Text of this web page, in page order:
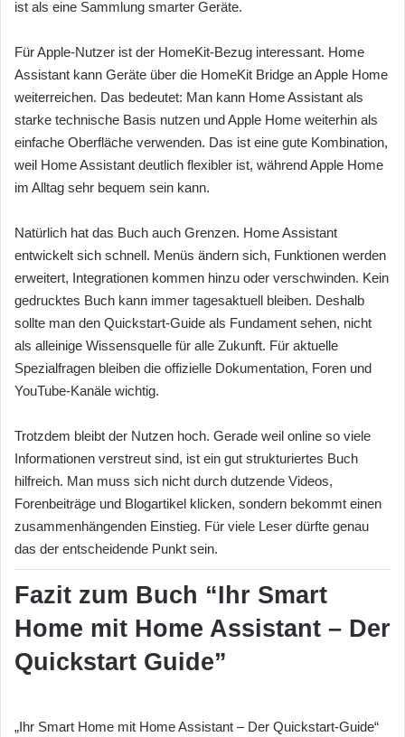
ist als eine Sammlung smarter Geräte.
Für Apple-Nutzer ist der HomeKit-Bezug interessant. Home
Assistant kann Geräte über die HomeKit Bridge an Apple Home
weiterreichen. Das bedeutet: Man kann Home Assistant als
starke technische Basis nutzen und Apple Home weiterhin als
einfache Oberfläche verwenden. Das ist eine gute Kombination,
weil Home Assistant deutlich flexibler ist, während Apple Home
im Alltag sehr bequem sein kann.
Natürlich hat das Buch auch Grenzen. Home Assistant
entwickelt sich schnell. Menüs ändern sich, Funktionen werden
erweitert, Integrationen kommen hinzu oder verschwinden. Kein
gedrucktes Buch kann immer tagesaktuell bleiben. Deshalb
sollte man den Quickstart-Guide als Fundament sehen, nicht
als alleinige Wissensquelle für alle Zukunft. Für aktuelle
Spezialfragen bleiben die offizielle Dokumentation, Foren und
YouTube-Kanäle wichtig.
Trotzdem bleibt der Nutzen hoch. Gerade weil online so viele
Informationen verstreut sind, ist ein gut strukturiertes Buch
hilfreich. Man muss sich nicht durch dutzende Videos,
Forenbeiträge und Blogartikel klicken, sondern bekommt einen
zusammenhängenden Einstieg. Für viele Leser dürfte genau
das der entscheidende Punkt sein.
Fazit zum Buch “Ihr Smart
Home mit Home Assistant – Der
Quickstart Guide”
„Ihr Smart Home mit Home Assistant – Der Quickstart-Guide“